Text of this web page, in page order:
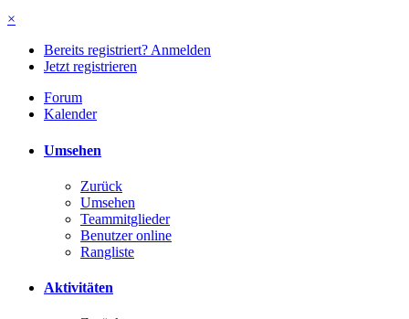
×
Bereits registriert? Anmelden
Jetzt registrieren
Forum
Kalender
Umsehen
Zurück
Umsehen
Teammitglieder
Benutzer online
Rangliste
Aktivitäten